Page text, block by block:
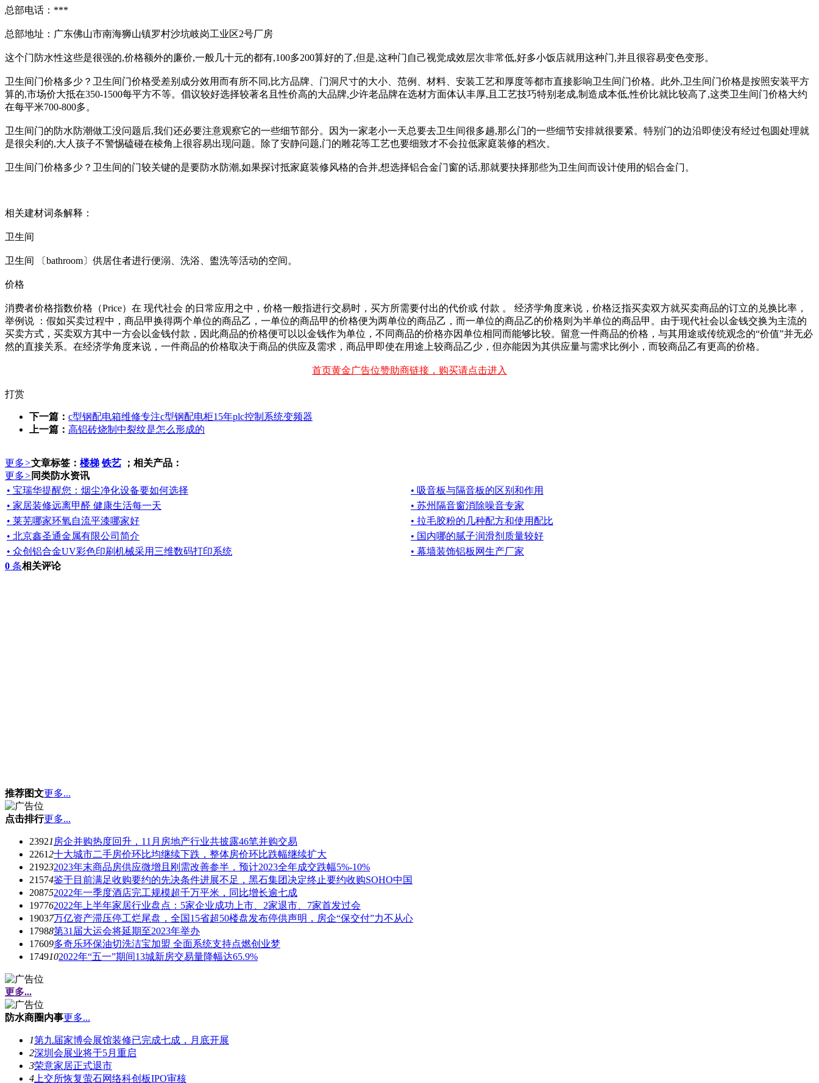
总部电话：***
总部地址：广东佛山市南海狮山镇罗村沙坑岐岗工业区2号厂房
这个门防水性这些是很强的,价格额外的廉价,一般几十元的都有,100多200算好的了,但是,这种门自己视觉成效层次非常低,好多小饭店就用这种门,并且很容易变色变形。
卫生间门价格多少？卫生间门价格受差别成分效用而有所不同,比方品牌、门洞尺寸的大小、范例、材料、安装工艺和厚度等都市直接影响卫生间门价格。此外,卫生间门价格是按照安装平方
算的,市场价大抵在350-1500每平方不等。倡议较好选择较著名且性价高的大品牌,少许老品牌在选材方面体认丰厚,且工艺技巧特别老成,制造成本低,性价比就比较高了,这类卫生间门价格大约
在每平米700-800多。
卫生间门的防水防潮做工没问题后,我们还必要注意观察它的一些细节部分。因为一家老小一天总要去卫生间很多趟,那么门的一些细节安排就很要紧。特别门的边沿即使没有经过包圆处理就
是很尖利的,大人孩子不警惕磕碰在棱角上很容易出现问题。除了安静问题,门的雕花等工艺也要细致才不会拉低家庭装修的档次。
卫生间门价格多少？卫生间的门较关键的是要防水防潮,如果探讨抵家庭装修风格的合并,想选择铝合金门窗的话,那就要抉择那些为卫生间而设计使用的铝合金门。
相关建材词条解释：
卫生间
卫生间 〔bathroom〕供居住者进行便溺、洗浴、盥洗等活动的空间。
价格
消费者价格指数价格（Price）在 现代社会 的日常应用之中，价格一般指进行交易时，买方所需要付出的代价或 付款 。 经济学角度来说，价格泛指买卖双方就买卖商品的订立的兑换比率，
举例说 ：假如买卖过程中，商品甲换得两个单位的商品乙，一单位的商品甲的价格便为两单位的商品乙，而一单位的商品乙的价格则为半单位的商品甲。由于现代社会以金钱交换为主流的
买卖方式，买卖双方其中一方会以金钱付款，因此商品的价格便可以以金钱作为单位，不同商品的价格亦因单位相同而能够比较。留意一件商品的价格，与其用途或传统观念的“价值”并无必
然的直接关系。在经济学角度来说，一件商品的价格取决于商品的供应及需求，商品甲即使在用途上较商品乙少，但亦能因为其供应量与需求比例小，而较商品乙有更高的价格。
首页黄金广告位赞助商链接，购买请点击进入
打赏
下一篇： c型钢配电箱维修专注c型钢配电柜15年plc控制系统变频器
上一篇： 高铝砖烧制中裂纹是怎么形成的
更多>文章标签： 楼梯 铁艺 ；相关产品：
更多> 同类防水资讯
• 宝瑞华提醒您：烟尘净化设备要如何选择
• 吸音板与隔音板的区别和作用
• 家居装修远离甲醛 健康生活每一天
• 苏州隔音窗消除噪音专家
• 莱芜哪家环氧自流平漆哪家好
• 拉毛胶粉的几种配方和使用配比
• 北京鑫圣通金属有限公司简介
• 国内哪的腻子润滑剂质量较好
• 众创铝合金UV彩色印刷机械采用三维数码打印系统
• 幕墙装饰铝板网生产厂家
0 条相关评论
推荐图文更多...
点击排行更多...
23921 房企并购热度回升，11月房地产行业共披露46笔并购交易
22612十大城市二手房价环比均继续下跌，整体房价环比跌幅继续扩大
219232023年末商品房供应微增且刚需改善参半，预计2023全年成交跌幅5%-10%
21574鉴于目前满足收购要约的先决条件进展不足，黑石集团决定终止要约收购SOHO中国
208752022年一季度酒店完工规模超千万平米，同比增长逾七成
197762022年上半年家居行业盘点：5家企业成功上市、2家退市、7家首发过会
19037万亿资产滞压停工烂尾盘，全国15省超50楼盘发布停供声明，房企“保交付”力不从心
17988第31届大运会将延期至2023年举办
17609多奇乐环保油切洗洁宝加盟 全面系统支持点燃创业梦
1749102022年“五一”期间13城新房交易量降幅达65.9%
更多...
防水商圈内事更多...
1第九届家博会展馆装修已完成七成，月底开展
2深圳会展业将于5月重启
3荣意家居正式退市
4 上交所恢复萤石网络科创板IPO审核